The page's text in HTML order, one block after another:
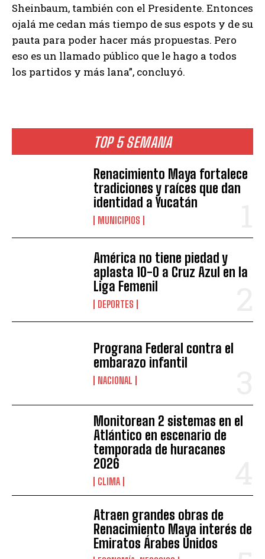
TOP 5 SEMANA
Renacimiento Maya fortalece
tradiciones y raíces que dan
identidad a Yucatán
MUNICIPIOS
América no tiene piedad y
aplasta 10-0 a Cruz Azul en la
Liga Femenil
DEPORTES
Prograna Federal contra el
embarazo infantil
NACIONAL
Monitorean 2 sistemas en el
Atlántico en escenario de
temporada de huracanes
2026
CLIMA
Atraen grandes obras de
Renacimiento Maya interés de
Emiratos Árabes Unidos
Sheinbaum, también con el Presidente. Entonces
ojalá me cedan más tiempo de sus espots y de su
pauta para poder hacer más propuestas. Pero
eso es un llamado público que le hago a todos
los partidos y más lana”, concluyó.